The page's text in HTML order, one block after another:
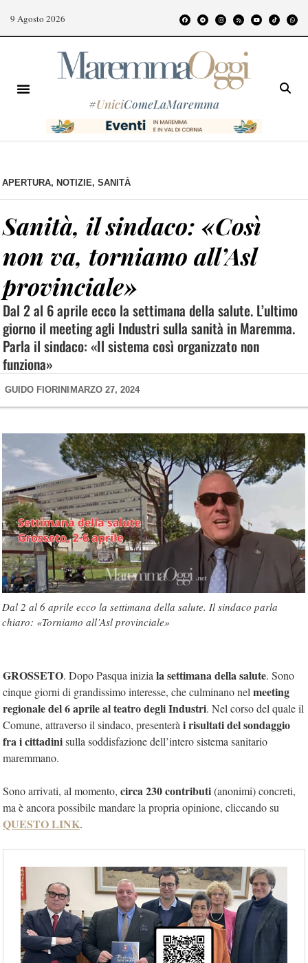
9 Agosto 2026
#UniciComeLaMaremma
APERTURA, NOTIZIE, SANITÀ
Sanità, il sindaco: «Così
non va, torniamo all’Asl
provinciale»
Dal 2 al 6 aprile ecco la settimana della salute. L’ultimo
giorno il meeting agli Industri sulla sanità in Maremma.
Parla il sindaco: «Il sistema così organizzato non
funziona»
GUIDO FIORINI MARZO 27, 2024
Dal 2 al 6 aprile ecco la settimana della salute. Il sindaco parla
chiaro: «Torniamo all’Asl provinciale»
GROSSETO. Dopo Pasqua inizia la settimana della salute. Sono
cinque giorni di grandissimo interesse, che culminano nel meeting
regionale del 6 aprile al teatro degli Industri. Nel corso del quale il
Comune, attraverso il sindaco, presenterà i risultati del sondaggio
fra i cittadinisulla soddisfazione dell’intero sistema sanitario
maremmano.
Sono arrivati, al momento, circa 230 contributi(anonimi) concreti,
ma è ancora possibile mandare la propria opinione, cliccando su
QUESTO LINK.